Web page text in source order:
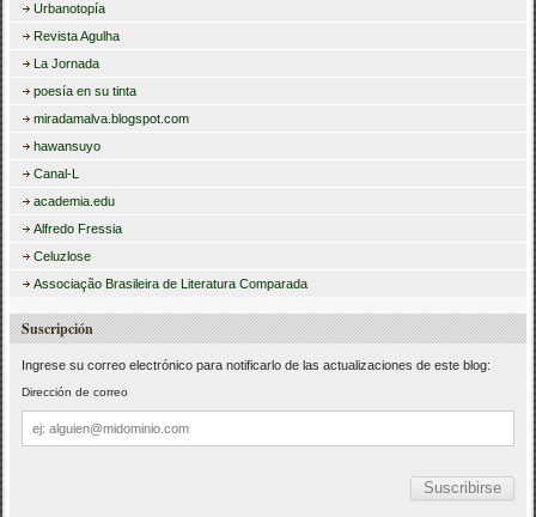
Urbanotopía
Revista Agulha
La Jornada
poesía en su tinta
miradamalva.blogspot.com
hawansuyo
Canal-L
academia.edu
Alfredo Fressia
Celuzlose
Associação Brasileira de Literatura Comparada
Suscripción
Ingrese su correo electrónico para notificarlo de las actualizaciones de este blog:
Dirección de correo
Dirección
de
correo